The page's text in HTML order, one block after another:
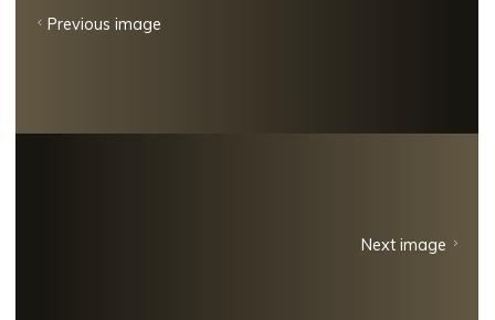
Previous image
Next image